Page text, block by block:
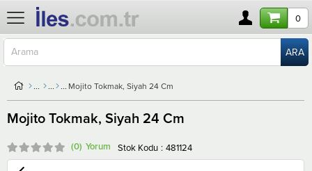
0
Mojito Tokmak, Siyah 24 Cm
Mojito Tokmak, Siyah 24 Cm
(0) Stok Kodu 481124